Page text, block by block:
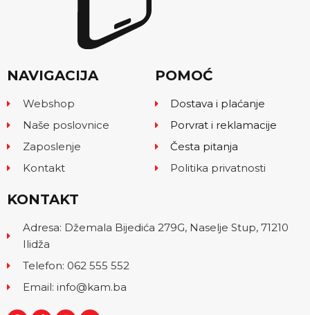
NAVIGACIJA
Webshop
Naše poslovnice
Zaposlenje
Kontakt
POMOĆ
Dostava i plaćanje
Porvrat i reklamacije
Česta pitanja
Politika privatnosti
KONTAKT
Adresa: Džemala Bijedića 279G, Naselje Stup, 71210
Ilidža
Telefon: 062 555 552
Email: info@kam.ba